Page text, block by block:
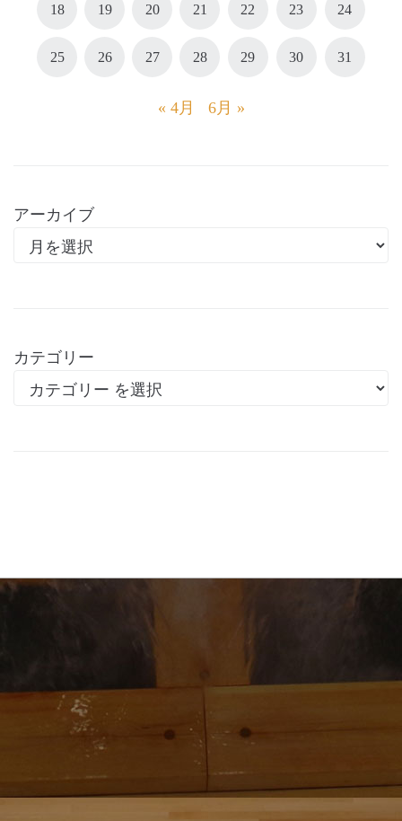
18 19 20 21 22 23 24
25 26 27 28 29 30 31
« 4月 6月 »
アーカイブ
カテゴリー